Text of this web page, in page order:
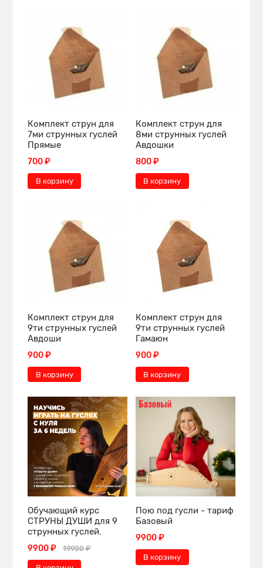
Комплект струн для
7ми струнных гуслей
Прямые
700 ₽
В корзину
Комплект струн для
8ми струнных гуслей
Авдошки
800 ₽
В корзину
Комплект струн для
9ти струнных гуслей
Авдоши
900 ₽
В корзину
Комплект струн для
9ти струнных гуслей
Гамаюн
900 ₽
В корзину
Обучающий курс
СТРУНЫ ДУШИ для 9
струнных гуслей.
9900 ₽ 19900 ₽
Пою под гусли - тариф
Базовый
9900 ₽
В корзину